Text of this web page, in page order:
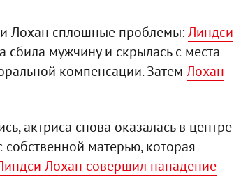
Лохан сплошные проблемы:Линдси
сбила мужчину и скрылась с места
компенсации. Затем Лохан
актриса снова оказалась в центре
матерью, которая
Лохан совершил нападение